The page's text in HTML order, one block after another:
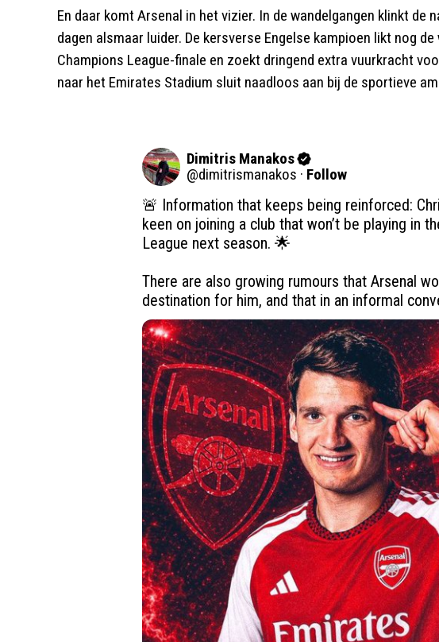
En daar komt Arsenal in het vizier. In de wandelgangen klinkt de
dagen alsmaar luider. De kersverse Engelse kampioen likt nog
Champions League-finale en zoekt dringend extra vuurkracht
naar het Emirates Stadium sluit naadloos aan bij de sportieve
Dimitris Manakos
@dimitrismanakos · Follow
🚨 Information that keeps being reinforced:
keen on joining a club that won’t be playing in
League next season. 🌟
There are also growing rumours that Arsenal
destination for him, and that in an informal